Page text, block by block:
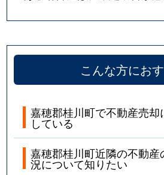
こんな方にお
嘉穂郡桂川町で不動産売却
している
嘉穂郡桂川町近隣の不動産
況について知りたい